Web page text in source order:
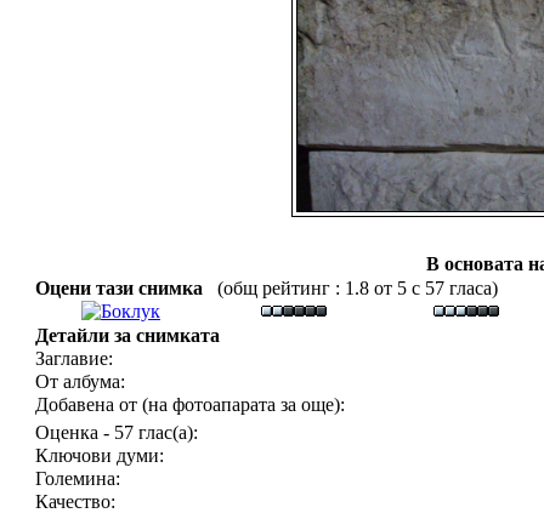
В основата
Оцени тази снимка
(общ рейтинг : 1.8 от 5 с 57 гласа)
Детайли за снимката
Заглавие:
От албума:
Добавена от (на фотоапарата за още):
Оценка - 57 глас(а):
Ключови думи:
Големина:
Качество: